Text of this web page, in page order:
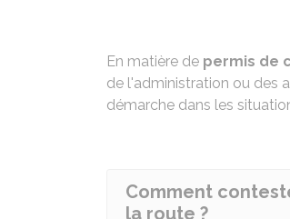
En matière de permis de
de l'administration ou des
démarche dans les
Comment
la route ?